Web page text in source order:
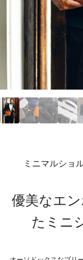
ミニマルショ
優美なエ
たミニ